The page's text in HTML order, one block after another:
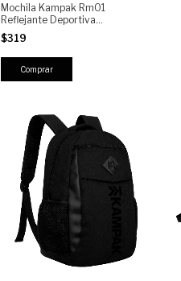
Mochila Kampak Rm01
Reflejante Deportiva
Multifuncional
$319
Comprar